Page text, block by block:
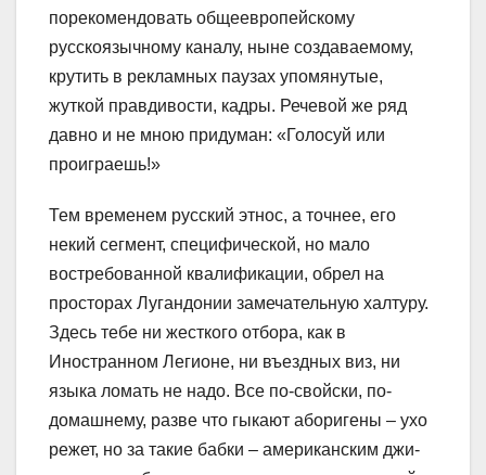
порекомендовать общеевропейскому
русскоязычному каналу, ныне создаваемому,
крутить в рекламных паузах упомянутые,
жуткой правдивости, кадры. Речевой же ряд
давно и не мною придуман: «Голосуй или
проиграешь!»
Тем временем русский этнос, а точнее, его
некий сегмент, специфической, но мало
востребованной квалификации, обрел на
просторах Лугандонии замечательную халтуру.
Здесь тебе ни жесткого отбора, как в
Иностранном Легионе, ни въездных виз, ни
языка ломать не надо. Все по-свойски, по-
домашнему, разве что гыкают аборигены – ухо
режет, но за такие бабки – американским джи-